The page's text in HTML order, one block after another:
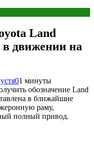
Land
движении на
01 минуты
обозначение Land
в ближайшие
раму,
полный привод.